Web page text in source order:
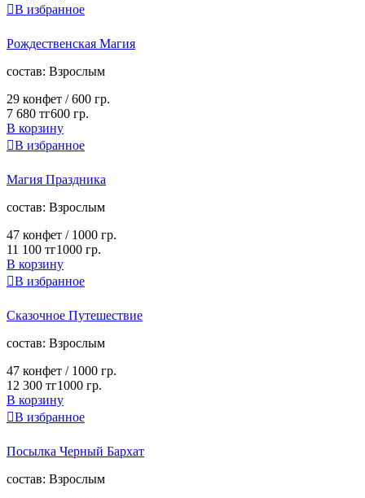
В избранное
Рождественская Магия
cостав: Взрослым
29 конфет /600 гр.
7 680 тг600 гр.
В корзину
В избранное
Магия Праздника
cостав: Взрослым
47 конфет / 1000 гр.
11 100 тг1000 гр.
В корзину
В избранное
Сказочное Путешествие
cостав: Взрослым
47 конфет / 1000 гр.
12 300 тг1000 гр.
В корзину
В избранное
Посылка Черный Бархат
cостав: Взрослым